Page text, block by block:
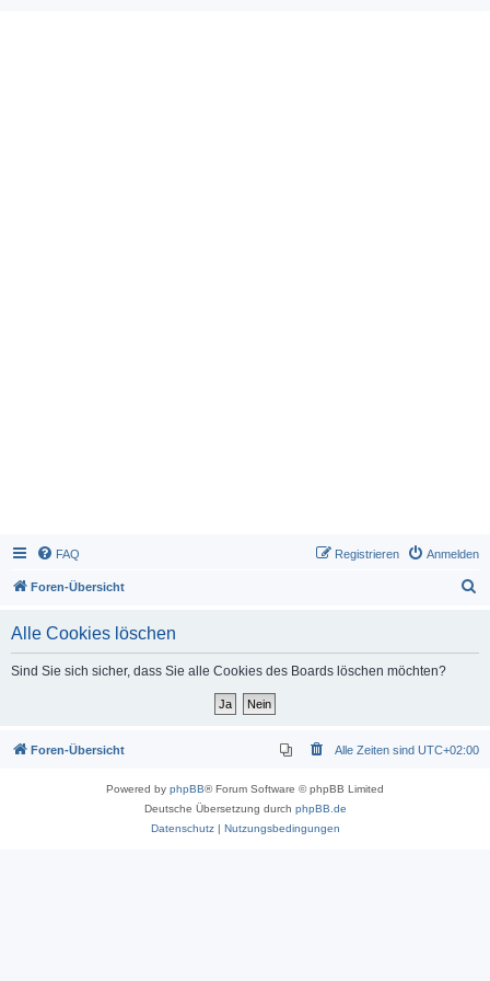
FAQ Anmelden
Registrieren
Foren-Übersicht
Alle Cookies löschen
Sind Sie sich sicher, dass Sie alle Cookies des Boards löschen möchten?
Foren-Übersicht Alle Zeiten sind UTC+02:00
Powered by phpBB® Forum Software © phpBB Limited
Deutsche Übersetzung durch phpBB.de
Datenschutz| Nutzungsbedingungen